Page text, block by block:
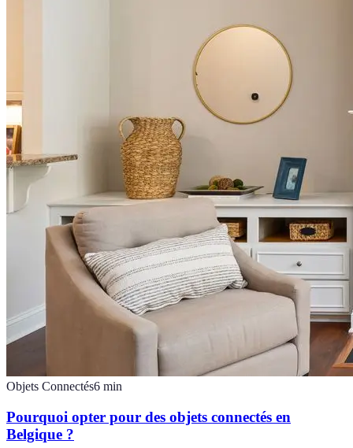
Objets Connectés6 min
Pourquoi opter pour des objets connectés en
Belgique ?